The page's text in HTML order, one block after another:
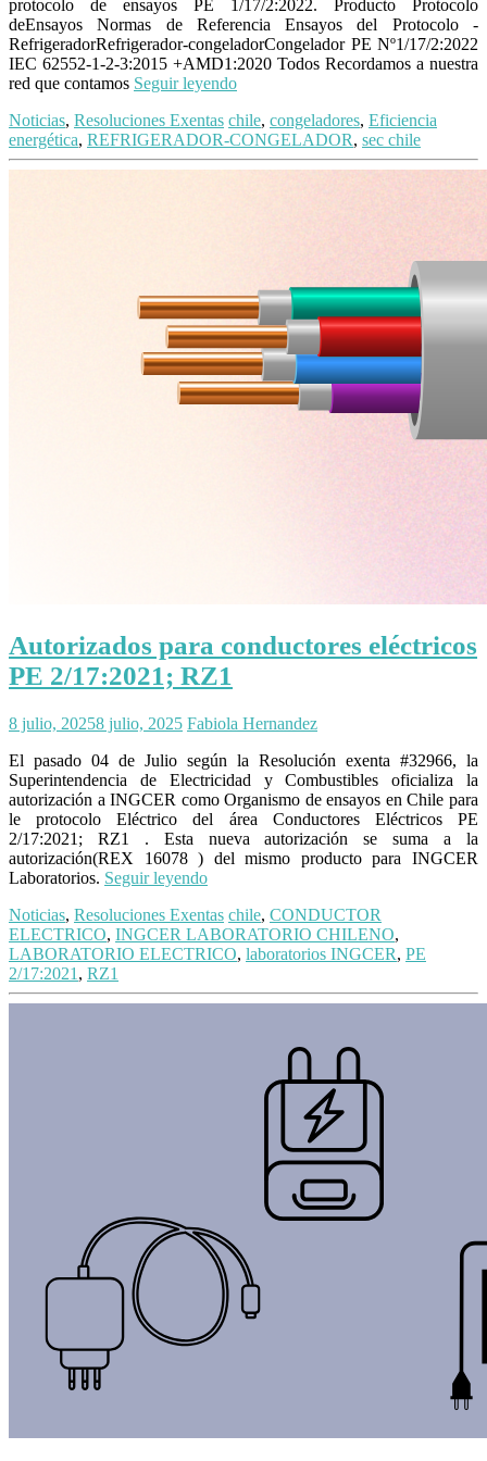
protocolo de ensayos PE 1/17/2:2022. Producto Protocolo
deEnsayos Normas de Referencia Ensayos del Protocolo -
RefrigeradorRefrigerador-congeladorCongelador PE Nº1/17/2:2022
IEC 62552-1-2-3:2015 +AMD1:2020 Todos Recordamos a nuestra
red que contamos Seguir leyendo
Noticias, Resoluciones Exentas chile, congeladores, Eficiencia
energética, REFRIGERADOR-CONGELADOR, sec chile
Autorizados para conductores eléctricos
PE 2/17:2021; RZ1
8 julio, 20258 julio, 2025 Fabiola Hernandez
El pasado 04 de Julio según la Resolución exenta #32966, la
Superintendencia de Electricidad y Combustibles oficializa la
autorización a INGCER como Organismo de ensayos en Chile para
le protocolo Eléctrico del área Conductores Eléctricos PE
2/17:2021; RZ1 . Esta nueva autorización se suma a la
autorización(REX 16078 ) del mismo producto para INGCER
Laboratorios. Seguir leyendo
Noticias, Resoluciones Exentas chile, CONDUCTOR
ELECTRICO, INGCER LABORATORIO CHILENO,
LABORATORIO ELECTRICO, laboratorios INGCER, PE
2/17:2021 , RZ1